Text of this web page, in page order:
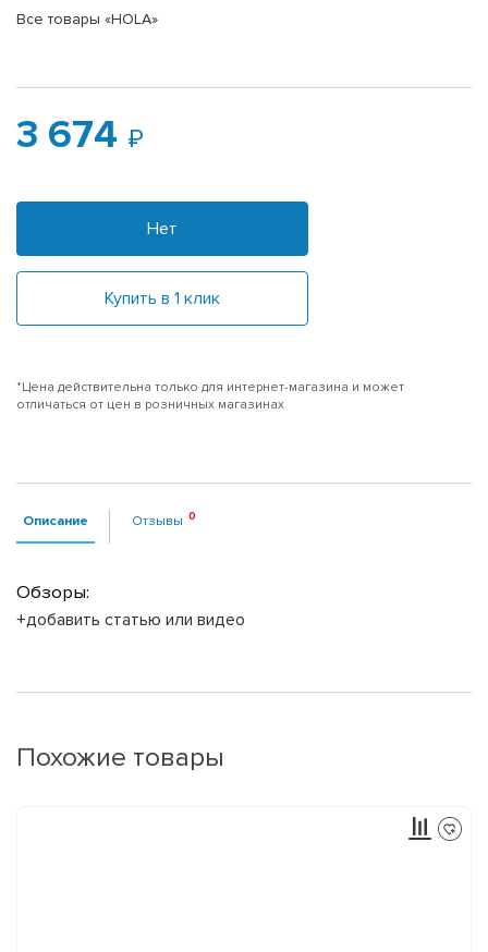
Все товары «HOLA»
3 674
Нет
Купить в 1 клик
*Цена действительна только для интернет-магазина и может
отличаться от цен в розничных магазинах
Описание Отзывы
Обзоры:
+добавить статью или видео
Похожие товары